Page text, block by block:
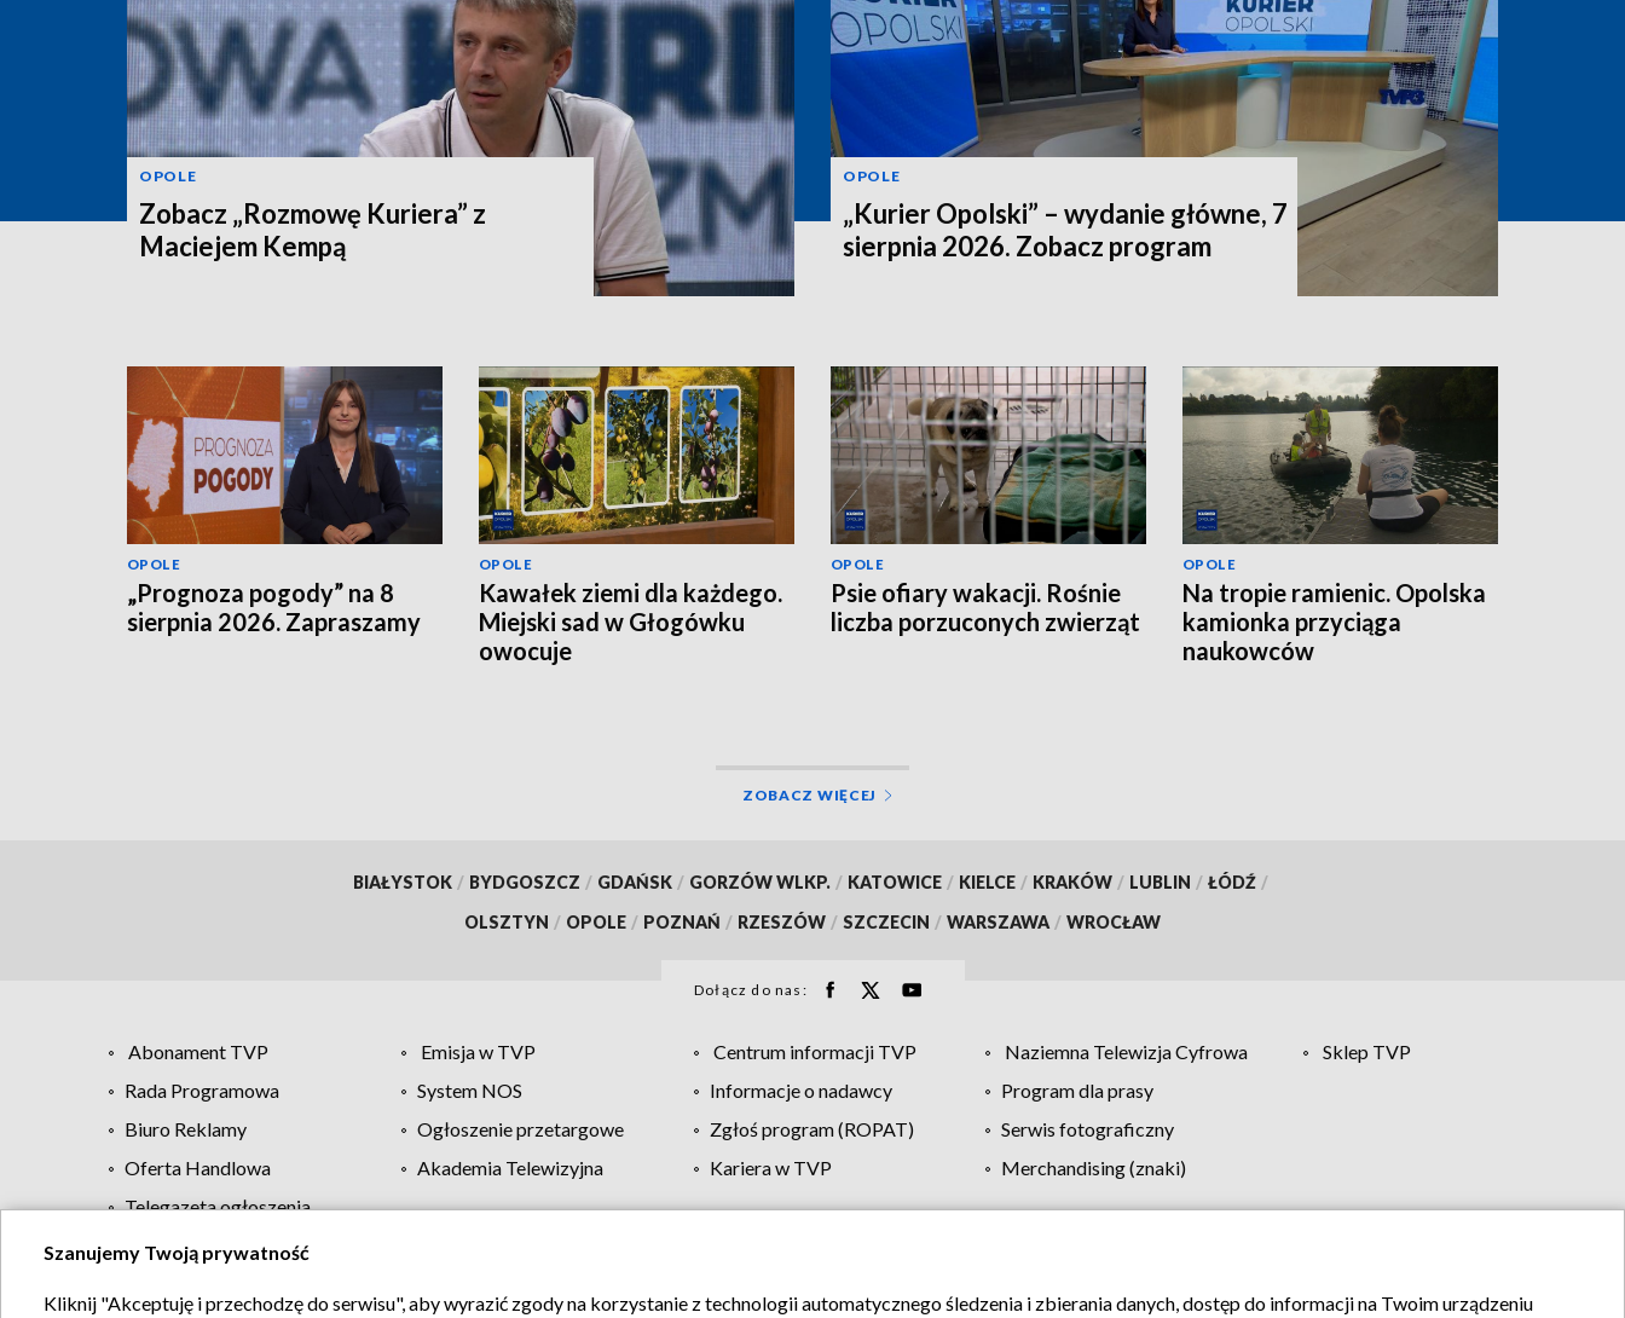
OPOLE
Zobacz „Rozmowę Kuriera” z
Maciejem Kempą
OPOLE
„Kurier Opolski” – wydanie główne, 7
sierpnia 2026. Zobacz program
OPOLE
„Prognoza pogody” na 8
sierpnia 2026. Zapraszamy
OPOLE
Kawałek ziemi dla każdego.
Miejski sad w Głogówku
owocuje
OPOLE
Psie ofiary wakacji. Rośnie
liczba porzuconych zwierząt
OPOLE
Na tropie ramienic. Opolska
kamionka przyciąga
naukowców
ZOBACZ WIĘCEJ
BIAŁYSTOK / BYDGOSZCZ / GDAŃSK / GORZÓW WLKP. / KATOWICE / KIELCE / KRAKÓW / LUBLIN / ŁÓDŹ /
OLSZTYN / OPOLE / POZNAŃ / RZESZÓW / SZCZECIN / WARSZAWA / WROCŁAW
Dołącz do nas:
Abonament TVP Emisja w TVP Centrum informacji TVP Naziemna Telewizja Cyfrowa
Sklep TVP
Rada Programowa
System NOS Informacje o nadawcy
Program dla prasy
Biuro Reklamy
Ogłoszenie przetargowe Zgłoś program (ROPAT)
Serwis fotograficzny
Oferta Handlowa
Akademia Telewizyjna Kariera w TVP
Merchandising (znaki)
Telegazeta ogłoszenia
Regulamin TVP Polityka prywatności Moje zgody Pomoc Biuro reklamy Kontakt
Szanujemy Twoją prywatność
Kliknij "Akceptuję i przechodzę do serwisu", aby wyrazić zgody na korzystanie z technologii automatycznego śledzenia i zbierania danych, dostęp do informacji na Twoim urządzeniu